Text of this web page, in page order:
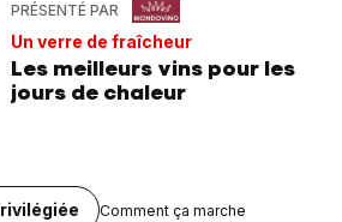
PRÉSENTÉ PAR
Un verre de fraîcheur
Les meilleurs vins pour les
jours de chaleur
Comment ça marche